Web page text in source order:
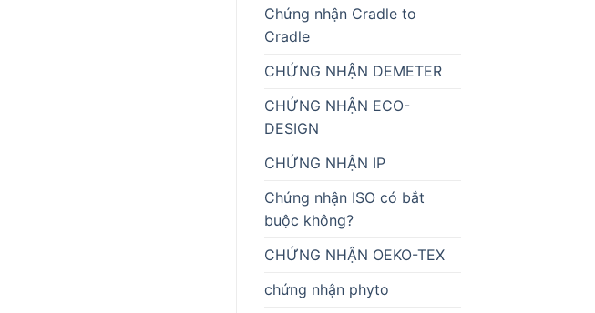
Chứng nhận Cradle to
Cradle
CHỨNG NHẬN DEMETER
CHỨNG NHẬN ECO-
DESIGN
CHỨNG NHẬN IP
Chứng nhận ISO có bắt
buộc không?
CHỨNG NHẬN OEKO-TEX
chứng nhận phyto